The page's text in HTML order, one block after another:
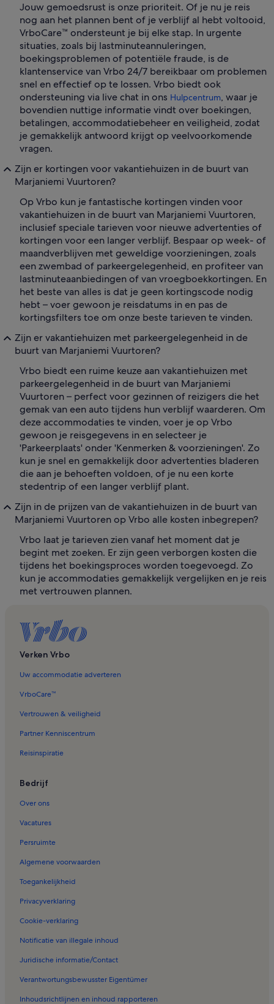
Jouw gemoedsrust is onze prioriteit. Of je nu je reis
nog aan het plannen bent of je verblijf al hebt voltooid,
VrboCare™ ondersteunt je bij elke stap. In urgente
situaties, zoals bij lastminuteannuleringen,
boekingsproblemen of potentiële fraude, is de
klantenservice van Vrbo 24/7 bereikbaar om problemen
snel en effectief op te lossen. Vrbo biedt ook
ondersteuning via live chat in ons Hulpcentrum, waar je
bovendien nuttige informatie vindt over boekingen,
betalingen, accommodatiebeheer en veiligheid, zodat
je gemakkelijk antwoord krijgt op veelvoorkomende
vragen.
Zijn er kortingen voor vakantiehuizen in de buurt van
Marjaniemi Vuurtoren?
Op Vrbo kun je fantastische kortingen vinden voor
vakantiehuizen in de buurt van Marjaniemi Vuurtoren,
inclusief speciale tarieven voor nieuwe advertenties of
kortingen voor een langer verblijf. Bespaar op week- of
maandverblijven met geweldige voorzieningen, zoals
een zwembad of parkeergelegenheid, en profiteer van
lastminuteaanbiedingen of van vroegboekkortingen. En
het beste van alles is dat je geen kortingscode nodig
hebt – voer gewoon je reisdatums in en pas de
kortingsfilters toe om onze beste tarieven te vinden.
Zijn er vakantiehuizen met parkeergelegenheid in de
buurt van Marjaniemi Vuurtoren?
Vrbo biedt een ruime keuze aan vakantiehuizen met
parkeergelegenheid in de buurt van Marjaniemi
Vuurtoren – perfect voor gezinnen of reizigers die het
gemak van een auto tijdens hun verblijf waarderen. Om
deze accommodaties te vinden, voer je op Vrbo
gewoon je reisgegevens in en selecteer je
'Parkeerplaats' onder 'Kenmerken & voorzieningen'. Zo
kun je snel en gemakkelijk door advertenties bladeren
die aan je behoeften voldoen, of je nu een korte
stedentrip of een langer verblijf plant.
Zijn in de prijzen van de vakantiehuizen in de buurt van
Marjaniemi Vuurtoren op Vrbo alle kosten inbegrepen?
Vrbo laat je tarieven zien vanaf het moment dat je
begint met zoeken. Er zijn geen verborgen kosten die
tijdens het boekingsproces worden toegevoegd. Zo
kun je accommodaties gemakkelijk vergelijken en je reis
met vertrouwen plannen.
Verken Vrbo
Uw accommodatie adverteren
VrboCare™
Vertrouwen & veiligheid
Partner Kenniscentrum
Reisinspiratie
Bedrijf
Over ons
Vacatures
Persruimte
Algemene voorwaarden
Toegankelijkheid
Privacyverklaring
Cookie-verklaring
Notificatie van illegale inhoud
Juridische informatie/Contact
Verantwortungsbewusster Eigentümer
Inhoudsrichtlijnen en inhoud rapporteren